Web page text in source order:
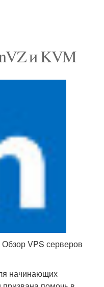
и KVM
VPS серверов
начинающих